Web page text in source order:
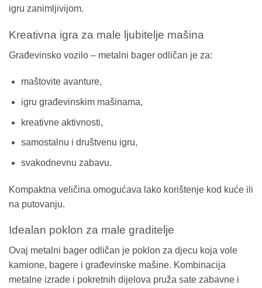
igru zanimljivijom.
Kreativna igra za male ljubitelje mašina
Građevinsko vozilo – metalni bager odličan je za:
maštovite avanture,
igru građevinskim mašinama,
kreativne aktivnosti,
samostalnu i društvenu igru,
svakodnevnu zabavu.
Kompaktna veličina omogućava lako korištenje kod kuće ili
na putovanju.
Idealan poklon za male graditelje
Ovaj metalni bager odličan je poklon za djecu koja vole
kamione, bagere i građevinske mašine. Kombinacija
metalne izrade i pokretnih dijelova pruža sate zabavne i